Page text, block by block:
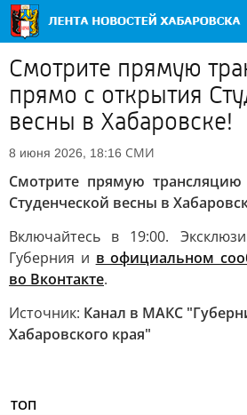
Смотрите прямую
прямо с открытия
весны в Хабаровске!
8 июня 2026, 18:16 СМИ
Смотрите прямую
Студенческой весны в
Включайтесь в 19:00.
Губерния и в официальном
во Вконтакте.
Источник: Канал в МАКС
Хабаровского края"
ТОП